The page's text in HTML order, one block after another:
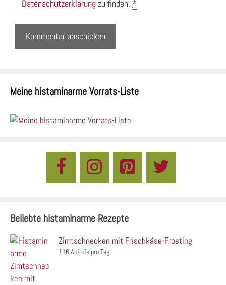
Datenschutzerklärungzu finden. *
Meine histaminarme Vorrats-Liste
Beliebte histaminarme Rezepte
Zimtschnecken mit Frischkäse-Frosting
116 Aufrufe pro Tag